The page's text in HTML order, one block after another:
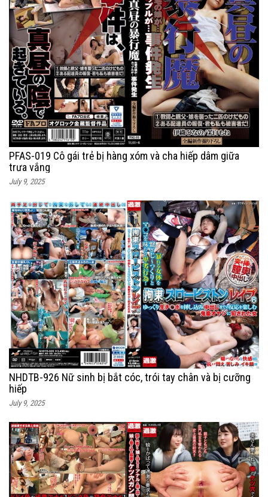
PFAS-019 Cô gái trẻ bị hàng xóm và cha hiếp dâm giữa
trưa vắng
July 9, 2025
NHDTB-926 Nữ sinh bị bắt cóc, trói tay chân và bị cưỡng
hiếp
July 9, 2025